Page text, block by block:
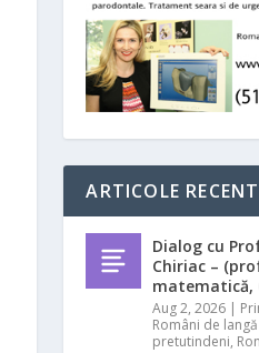
ARTICOLE
Dialog cu
Chiriac –
matematică,
Aug 2, 2026 |
Români de
pretutindeni,